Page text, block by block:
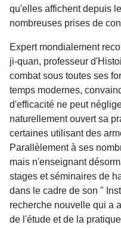
qu'elles affichent depuis
nombreuses prises de
Expert mondialement
ji-quan, professeur
combat sous toutes ses
temps modernes,
d'efficacité ne peut
naturellement ouvert sa
certaines utilisant des
Parallèlement à ses
mais n'enseignant
stages et séminaires de
dans le cadre de son "
recherche nouvelle qui a
de l'étude et de la